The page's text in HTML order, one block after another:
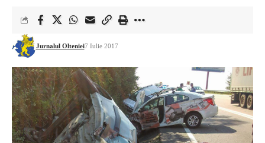
Jurnalul Olteniei7 Iulie 2017